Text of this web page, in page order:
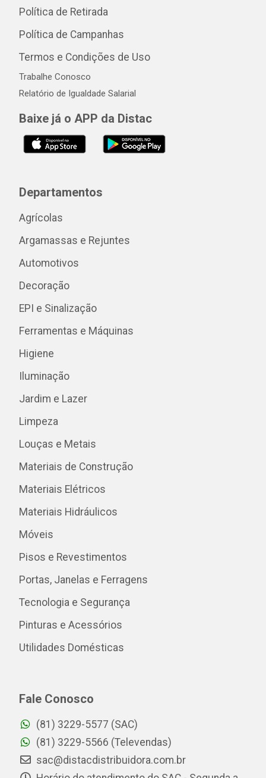
Política de Retirada
Política de Campanhas
Termos e Condições de Uso
Trabalhe Conosco
Relatório de Igualdade Salarial
Baixe já o APP da Distac
Departamentos
Agrícolas
Argamassas e Rejuntes
Automotivos
Decoração
EPI e Sinalização
Ferramentas e Máquinas
Higiene
Iluminação
Jardim e Lazer
Limpeza
Louças e Metais
Materiais de Construção
Materiais Elétricos
Materiais Hidráulicos
Móveis
Pisos e Revestimentos
Portas, Janelas e Ferragens
Tecnologia e Segurança
Pinturas e Acessórios
Utilidades Domésticas
Fale Conosco
(81) 3229-5577 (SAC)
(81) 3229-5566 (Televendas)
sac@distacdistribuidora.com.br